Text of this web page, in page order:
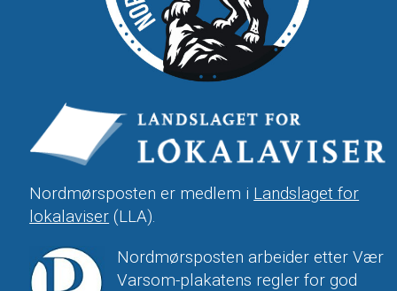
Nordmørsposten er medlem i Landslaget for
lokalaviser (LLA).
Nordmørsposten arbeider etter Vær
Varsom-plakatens regler for god